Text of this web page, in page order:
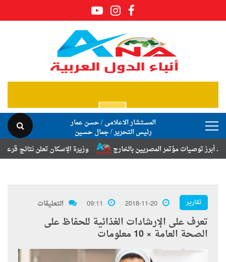
المستشار الاعلامى / حسن عمار
رئيس التحرير / جمال حسين
وزيرة الإسكان تعلن نتائج قرعة
مؤتمر المصريين بالخارج
تقارير 2018-11-20
09:11 التعليقات
تعرف على الإرشادات الغذائية للحفاظ على
الصحة العامة × 10 معلومات